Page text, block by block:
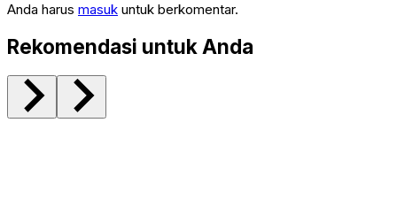
Anda harus masuk untuk berkomentar.
Rekomendasi untuk Anda